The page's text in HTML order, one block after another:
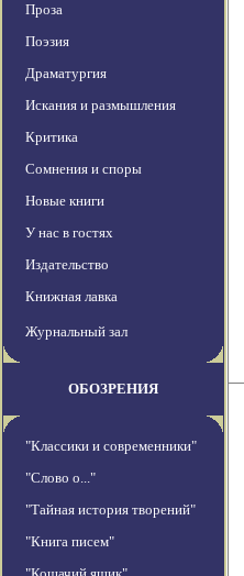
Проза
Поэзия
Драматургия
Искания и размышления
Критика
Сомнения и споры
Новые книги
У нас в гостях
Издательство
Книжная лавка
Журнальный зал
ОБОЗРЕНИЯ
"Классики и современники"
"Слово о..."
"Тайная история творений"
"Книга писем"